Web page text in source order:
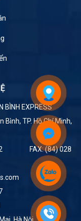
BÌNH EXPRESS
Bình, TP. Hồ Chí Minh,
892 FAX: (84) 028